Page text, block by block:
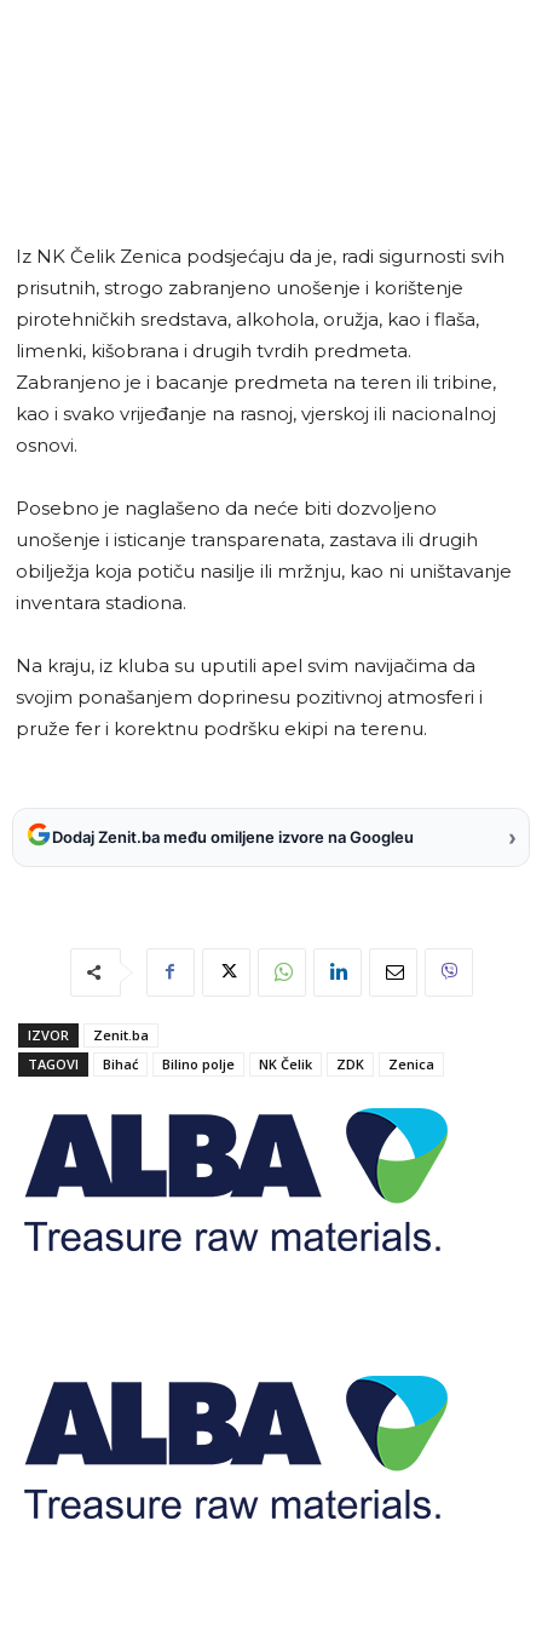
Iz NK Čelik Zenica podsjećaju da je, radi sigurnosti svih
prisutnih, strogo zabranjeno unošenje i korištenje
pirotehničkih sredstava, alkohola, oružja, kao i flaša,
limenki, kišobrana i drugih tvrdih predmeta.
Zabranjeno je i bacanje predmeta na teren ili tribine,
kao i svako vrijeđanje na rasnoj, vjerskoj ili nacionalnoj
osnovi.
Posebno je naglašeno da neće biti dozvoljeno
unošenje i isticanje transparenata, zastava ili drugih
obilježja koja potiču nasilje ili mržnju, kao ni uništavanje
inventara stadiona.
Na kraju, iz kluba su uputili apel svim navijačima da
svojim ponašanjem doprinesu pozitivnoj atmosferi i
pruže fer i korektnu podršku ekipi na terenu.
Dodaj Zenit.ba među omiljene izvore na Googleu ›
IZVOR
Zenit.ba
TAGOVI
Bihać Bilino polje NK Čelik ZDK Zenica